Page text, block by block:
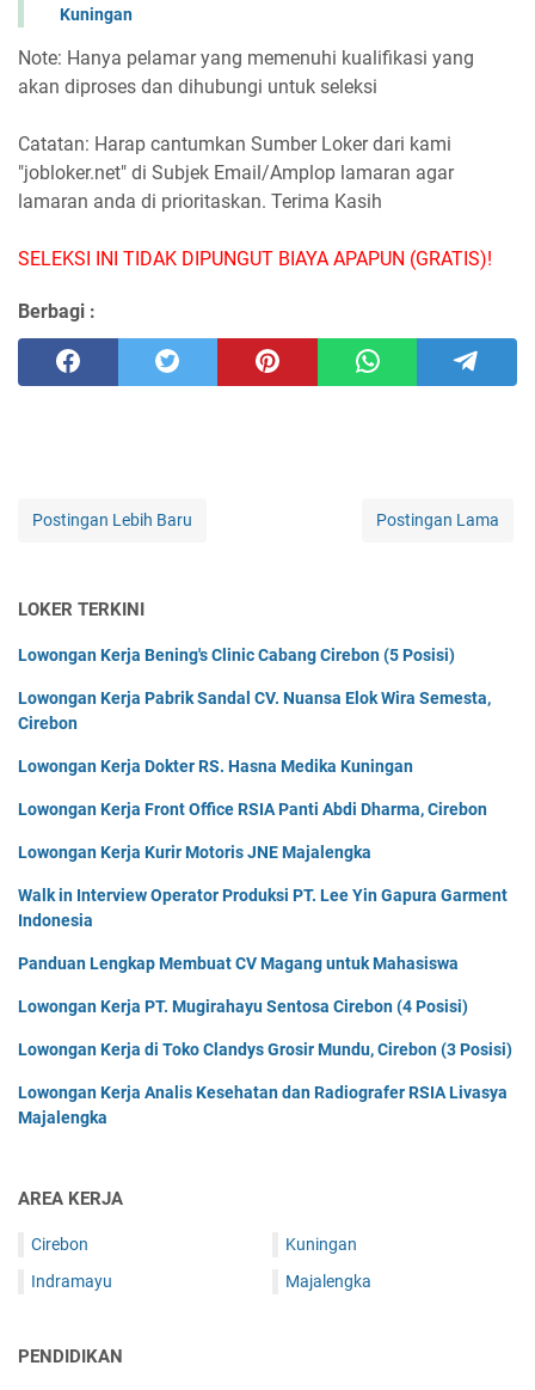
Kuningan
Note: Hanya pelamar yang memenuhi kualifikasi yang
akan diproses dan dihubungi untuk seleksi
Catatan: Harap cantumkan Sumber Loker dari kami
"jobloker.net" di Subjek Email/Amplop lamaran agar
lamaran anda di prioritaskan. Terima Kasih
SELEKSI INI TIDAK DIPUNGUT BIAYA APAPUN (GRATIS)!
Berbagi :
Postingan Lebih Baru Postingan Lama
LOKER TERKINI
Lowongan Kerja Bening's Clinic Cabang Cirebon (5 Posisi)
Lowongan Kerja Pabrik Sandal CV. Nuansa Elok Wira Semesta,
Cirebon
Lowongan Kerja Dokter RS. Hasna Medika Kuningan
Lowongan Kerja Front Office RSIA Panti Abdi Dharma, Cirebon
Lowongan Kerja Kurir Motoris JNE Majalengka
Walk in Interview Operator Produksi PT. Lee Yin Gapura Garment
Indonesia
Panduan Lengkap Membuat CV Magang untuk Mahasiswa
Lowongan Kerja PT. Mugirahayu Sentosa Cirebon (4 Posisi)
Lowongan Kerja di Toko Clandys Grosir Mundu, Cirebon (3 Posisi)
Lowongan Kerja Analis Kesehatan dan Radiografer RSIA Livasya
Majalengka
AREA KERJA
Cirebon
Indramayu
Kuningan
Majalengka
PENDIDIKAN